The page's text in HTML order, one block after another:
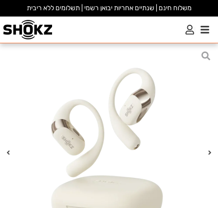
משלוח חינם | שנתיים אחריות יבואן רשמי | תשלומים ללא ריבית